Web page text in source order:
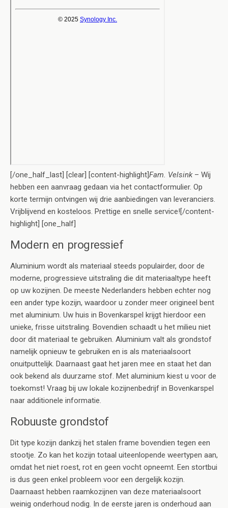
[/one_half_last] [clear] [content-highlight]Fam. Velsink– Wij
hebben een aanvraag gedaan via het contactformulier. Op
korte termijn ontvingen wij drie aanbiedingen van leveranciers.
Vrijblijvend en kosteloos. Prettige en snelle service![/content-
highlight] [one_half]
Modern en progressief
Aluminium wordt als materiaal steeds populairder, door de
moderne, progressieve uitstraling die dit materiaaltype heeft
op uw kozijnen. De meeste Nederlanders hebben echter nog
een ander type kozijn, waardoor u zonder meer origineel bent
met aluminium. Uw huis in Bovenkarspel krijgt hierdoor een
unieke, frisse uitstraling. Bovendien schaadt u het milieu niet
door dit materiaal te gebruiken. Aluminium valt als grondstof
namelijk opnieuw te gebruiken en is als materiaalsoort
onuitputtelijk. Daarnaast gaat het jaren mee en staat het dan
ook bekend als duurzame stof. Met aluminium kiest u voor de
toekomst! Vraag bij uw lokale kozijnenbedrijf in Bovenkarspel
naar additionele informatie.
Robuuste grondstof
Dit type kozijn dankzij het stalen frame bovendien tegen een
stootje. Zo kan het kozijn totaal uiteenlopende weertypen aan,
omdat het niet roest, rot en geen vocht opneemt. Een stortbui
is dus geen enkel probleem voor een dergelijk kozijn.
Daarnaast hebben raamkozijnen van deze materiaalsoort
weinig onderhoud nodig. In de eerste jaren is onderhoud aan